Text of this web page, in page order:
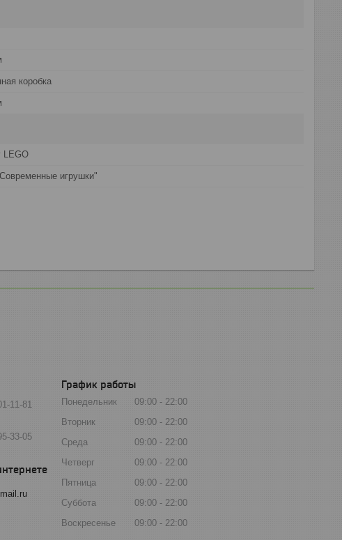
коробка
LEGO
игрушки"
11-81
33-05
График работы
Понедельник 09:00
22:00
Вторник
09:00
22:00
Среда
09:00
22:00
Четверг
09:00
22:00
Пятница
09:00
22:00
Суббота
09:00
22:00
Воскресенье
09:00 22:00